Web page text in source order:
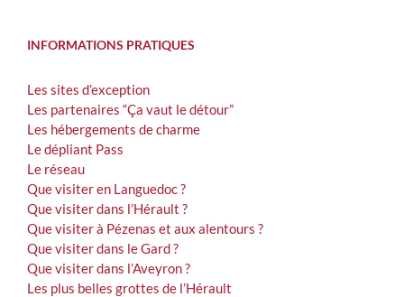
INFORMATIONS PRATIQUES
Les sites d’exception
Les partenaires “Ça vaut le détour”
Les hébergements de charme
Le dépliant Pass
Le réseau
Que visiter en Languedoc ?
Que visiter dans l’Hérault ?
Que visiter à Pézenas et aux alentours ?
Que visiter dans le Gard ?
Que visiter dans l’Aveyron ?
Les plus belles grottes de l’Hérault